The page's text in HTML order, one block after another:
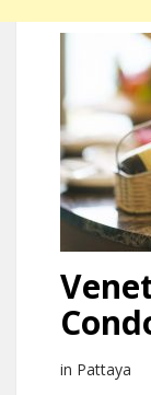
in Pattaya